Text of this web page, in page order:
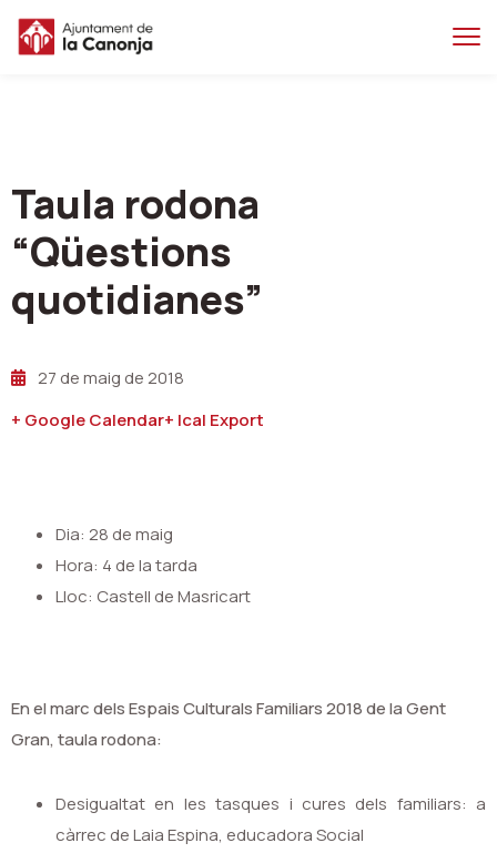
Salta
al
contingut
Salta
la
Taula rodona
“Qüestions
quotidianes”
27 de maig de 2018
+ Google Calendar+ Ical Export
Dia: 28 de maig
Hora: 4 de la tarda
Lloc: Castell de Masricart
En el marc dels Espais Culturals Familiars 2018 de la Gent
Gran, taula rodona:
Desigualtat en les tasques i cures dels familiars: a
càrrec de Laia Espina, educadora Social